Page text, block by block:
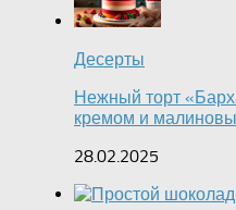
Десерты
Нежный торт
кремом и
28.02.2025